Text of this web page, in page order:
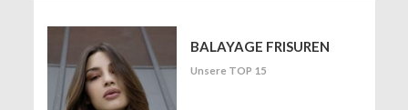
BALAYAGE FRISUREN
Unsere TOP 15